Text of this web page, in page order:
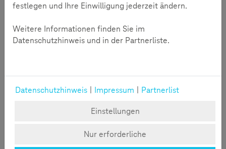
Jetzt starten!
von ihnen direkt genutzt werden. Die Auswertung kann
Gespräch zu kommen und es im digitalen Alltag gezielt zu
festlegen und Ihre Einwilligung jederzeit ändern.
Weitere Informationen finden Sie im
Datenschutzhinweis und in der Partnerliste.
Datenschutzhinweis Impressum
Partnerlist
Einstellungen
Nur erforderliche